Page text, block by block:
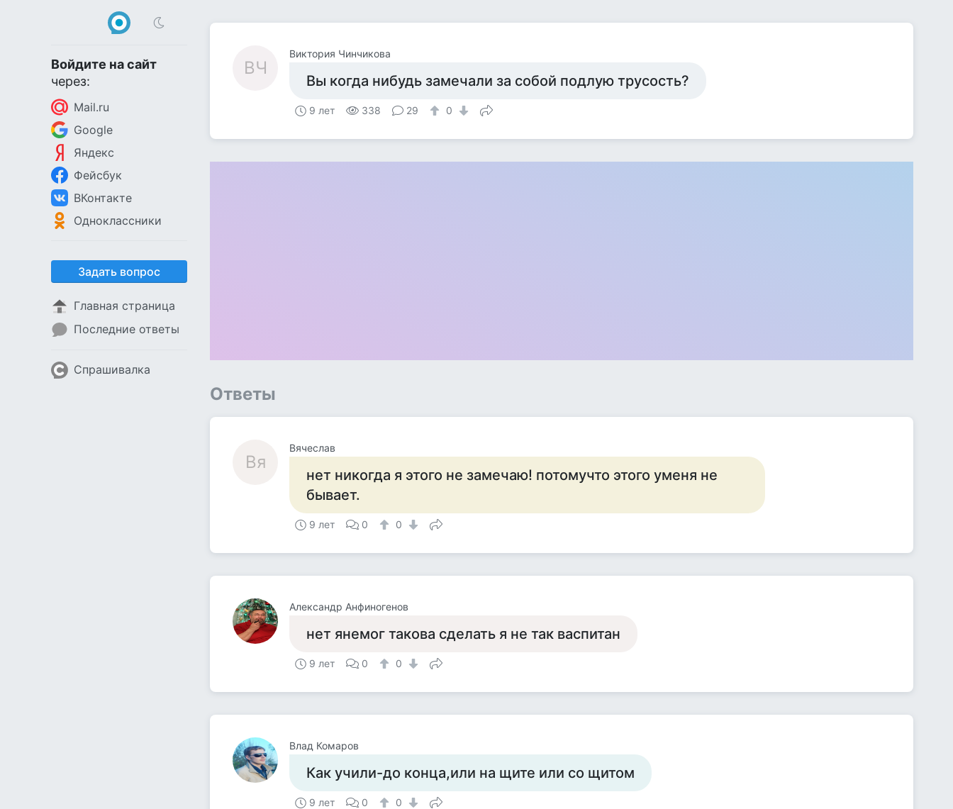
Войдите на сайт
через:
Mail.ru
Google
Яндекс
Фейсбук
ВКонтакте
Одноклассники
Задать вопрос
Главная страница
Последние ответы
Спрашивалка
ВЧ
Виктория Чинчикова
Вы когда нибудь замечали за собой подлую трусость?
9 лет 338 29 0
Ответы
Вя
Вячеслав
нет никогда я этого не замечаю! потомучто этого уменя не
бывает.
9 лет 0 0
Александр Анфиногенов
нет янемог такова сделать я не так васпитан
9 лет 0 0
Влад Комаров
Как учили-до конца,или на щите или со щитом
9 лет 0 0